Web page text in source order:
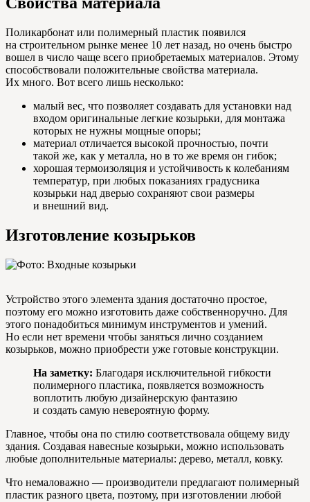
Поликарбонат или полимерный пластик появился
на строительном рынке менее 10 лет назад, но очень быстро
вошел в число чаще всего приобретаемых материалов. Этому
способствовали положительные свойства материала.
Их много. Вот всего лишь несколько:
малый вес, что позволяет создавать для установки над
входом оригинальные легкие козырьки, для монтажа
которых не нужны мощные опоры;
материал отличается высокой прочностью, почти
такой же, как у металла, но в то же время он гибок;
хорошая термоизоляция и устойчивость к колебаниям
температур, при любых показаниях градусника
козырьки над дверью сохраняют свои размеры
и внешний вид.
Изготовление козырьков
Устройство этого элемента здания достаточно простое,
поэтому его можно изготовить даже собственноручно. Для
этого понадобиться минимум инструментов и умений.
Но если нет времени чтобы заняться лично созданием
козырьков, можно приобрести уже готовые конструкции.
На заметку: Благодаря исключительной гибкости
полимерного пластика, появляется возможность
воплотить любую дизайнерскую фантазию
и создать самую невероятную форму.
Главное, чтобы она по стилю соответствовала общему виду
здания. Создавая навесные козырьки, можно использовать
любые дополнительные материалы: дерево, металл, ковку.
Что немаловажно — производители предлагают полимерный
пластик разного цвета, поэтому, при изготовлении любой